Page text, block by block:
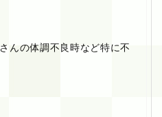
んの体調不良時など特に不